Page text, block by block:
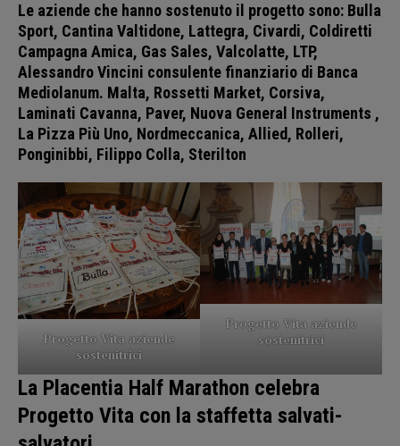
Le aziende che hanno sostenuto il progetto sono: Bulla
Sport, Cantina Valtidone, Lattegra, Civardi, Coldiretti
Campagna Amica, Gas Sales, Valcolatte, LTP,
Alessandro Vincini consulente finanziario di Banca
Mediolanum. Malta, Rossetti Market, Corsiva,
Laminati Cavanna, Paver, Nuova General Instruments ,
La Pizza Più Uno, Nordmeccanica, Allied, Rolleri,
Ponginibbi, Filippo Colla, Sterilton
Progetto Vita aziende
sostenitrici
Progetto Vita aziende
sostenitrici
La Placentia Half Marathon celebra
Progetto Vita con la staffetta salvati-